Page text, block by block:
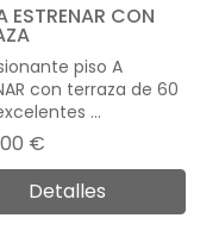
ESTRENAR CON
piso A
con terraza de 60
...
€
Detalles